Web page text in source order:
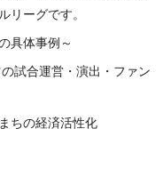
リーグです。
具体事例～
試合運営・演出・ファン
ちの経済活性化